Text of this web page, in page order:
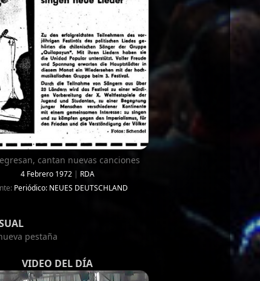
cantan nuevas canciones
4 Febrero 1972 | RDA
Periódico: NEUES DEUTSCHLAND
pestaña
VIDEO DEL DÍA